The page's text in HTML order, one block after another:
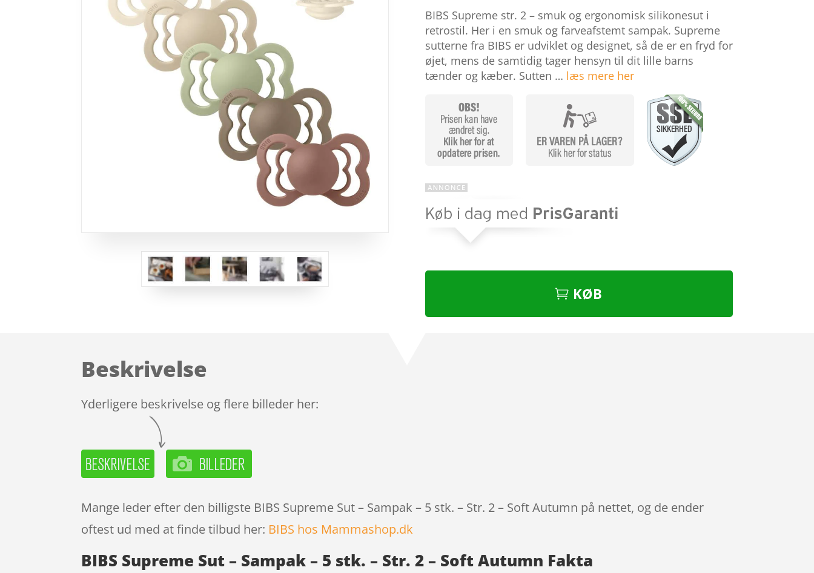
ud af 5
baseret
på
kundebed
ømmelse
r
BIBS Supreme str. 2 – smuk og ergonomisk silikonesut i
retrostil. Her i en smuk og farveafstemt sampak. Supreme
sutterne fra BIBS er udviklet og designet, så de er en fryd for
øjet, mens de samtidig tager hensyn til dit lille barns
tænder og kæber. Sutten … læs mere her
KØB
Beskrivelse
Yderligere beskrivelse og flere billeder her:
Mange leder efter den billigste BIBS Supreme Sut – Sampak – 5 stk. – Str. 2 – Soft Autumn på nettet, og de ender
oftest ud med at finde tilbud her: BIBS hos Mammashop.dk
BIBS Supreme Sut – Sampak – 5 stk. – Str. 2 – Soft Autumn Fakta